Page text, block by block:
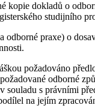
kopie dokladů o
studijního
odborné praxe) o
požadováno
odborné
souladu s právními
na jejím